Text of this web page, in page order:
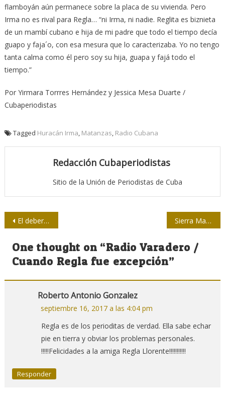
flamboyán aún permanece sobre la placa de su vivienda. Pero
Irma no es rival para Regla… “ni Irma, ni nadie. Reglita es biznieta
de un mambí cubano e hija de mi padre que todo el tiempo decía
guapo y faja´o, con esa mesura que lo caracterizaba. Yo no tengo
tanta calma como él pero soy su hija, guapa y fajá todo el
tiempo.”
Por Yirmara Torrres Hernández y Jessica Mesa Duarte /
Cubaperiodistas
Tagged Huracán Irma, Matanzas, Radio Cubana
Redacción Cubaperiodistas
Sitio de la Unión de Periodistas de Cuba
Navegación
de
entradas
El deber de informar: Cubadebate tras la huella de Irma Sierra Maestra 60 / Dirigir es un reto y un orgullo
One thought on “Radio Varadero /
Cuando Regla fue excepción”
Roberto Antonio Gonzalez
septiembre 16, 2017 a las 4:04 pm
Regla es de los perioditas de verdad. Ella sabe echar
pie en tierra y obviar los problemas personales.
!!!!!Felicidades a la amiga Regla Llorente!!!!!!!!!!!
Responder